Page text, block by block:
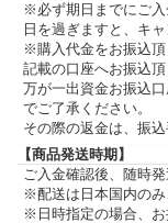
※必ず期日までにご
日を過ぎますと、キ
※購入代金をお振込
記載の口座へお振込頂
万が一出資金お振込
でご了承ください。
その際の返金は、振
【商品発送時期】
ご入金確認後、随時発
※配送は日本国内のみ
※日時指定の場合、お